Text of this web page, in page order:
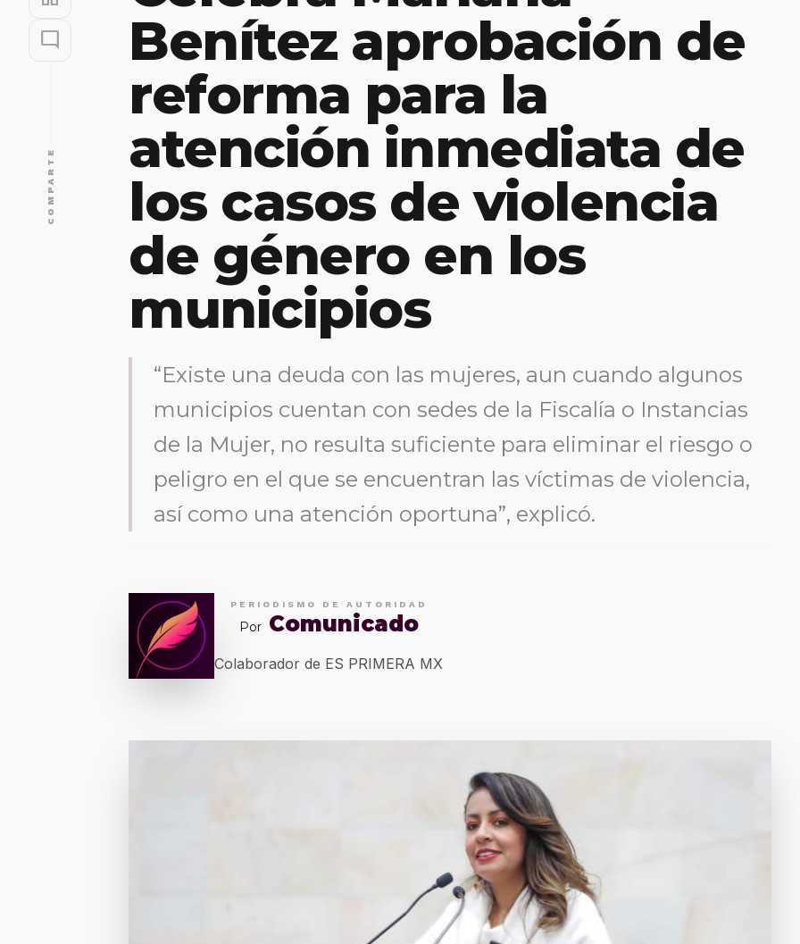
mode_comment
COMPARTE
Benítez aprobación de
reforma para la
atención inmediata de
los casos de violencia
de género en los
municipios
“Existe una deuda con las mujeres, aun cuando algunos
municipios cuentan con sedes de la Fiscalía o Instancias
de la Mujer, no resulta suficiente para eliminar el riesgo o
peligro en el que se encuentran las víctimas de violencia,
así como una atención oportuna”, explicó.
PERIODISMO DE AUTORIDAD
Por Comunicado
Colaborador de ES PRIMERA MX